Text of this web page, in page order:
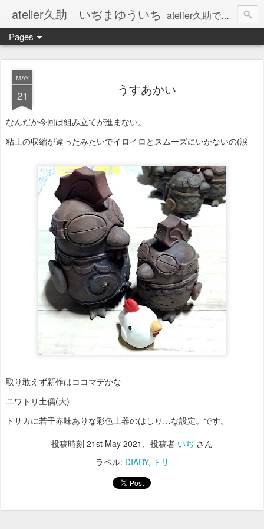
atelier久助 いぢまゆういち atelier久助では土と火から暖かなモノたちを生み出しています。 ご覧になられた方が和んで頂ければ幸いです。
Pages
MAY
21 うすあかい
なんだか今回は組み立てが進まない。
粘土の収縮が違ったみたいでイロイロとスムーズにいかないの(涙
取り敢えず新作はココマデかな
ニワトリ土偶(大)
トサカに若干赤味ありな彩色土器のはしり…な設定。です。
投稿時刻 21st May 2021 、投稿者 いぢ さん
ラベル: DIARY トリ